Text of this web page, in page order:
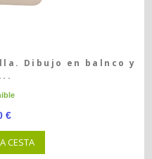
Dibujo en balnco y
€
CESTA